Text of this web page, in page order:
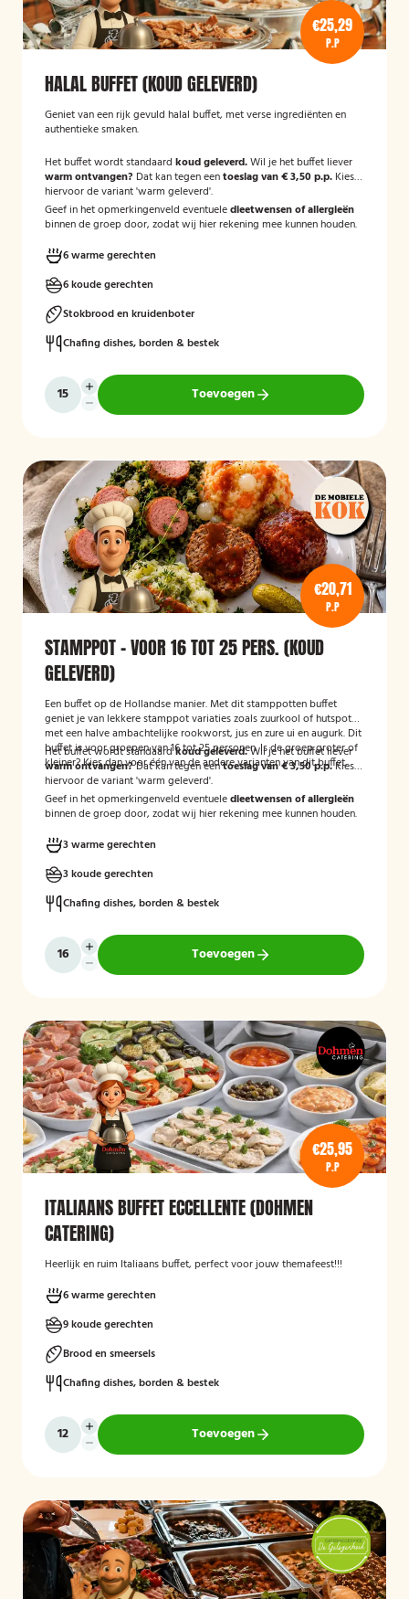
€25,29
P.P
HALAL BUFFET (KOUD GELEVERD)
Geniet van een rijk gevuld halal buffet, met verse ingrediënten en
authentieke smaken.
Het buffet wordt standaard koud geleverd.Wil je het buffet liever
warm ontvangen? Dat kan tegen eentoeslag van € 3,50 p.p. Kies
hiervoor de variant 'warm geleverd'.
Geef in het opmerkingenveld eventueledieetwensen of allergieën
binnen de groep door, zodat wij hier rekening mee kunnen houden.
6 warme gerechten
6 koude gerechten
Stokbrood en kruidenboter
Chafing dishes, borden & bestek
Toevoegen
€20,71
P.P
STAMPPOT - VOOR 16 TOT 25 PERS. (KOUD
GELEVERD)
Een buffet op de Hollandse manier. Met dit stamppotten buffet
geniet je van lekkere stamppot variaties zoals zuurkool of hutspot
met een halve ambachtelijke rookworst, jus en zure ui en augurk. Dit
buffet is voor groepen van 16 tot 25 personen. Is de groep groter of
kleiner? Kies dan voor één van de andere varianten van dit buffet.
Het buffet wordt standaardkoud geleverd.Wil je het buffet liever
warm ontvangen?Dat kan tegen eentoeslag van € 3,50 p.p.Kies
hiervoor de variant 'warm geleverd'.
Geef in het opmerkingenveld eventueledieetwensen of allergieën
binnen de groep door, zodat wij hier rekening mee kunnen houden.
3 warme gerechten
3 koude gerechten
Chafing dishes, borden & bestek
Toevoegen
€25,95
P.P
ITALIAANS BUFFET ECCELLENTE (DOHMEN
CATERING)
Heerlijk en ruim Italiaans buffet, perfect voor jouw themafeest!!!
6 warme gerechten
9 koude gerechten
Brood en smeersels
Chafing dishes, borden & bestek
Toevoegen